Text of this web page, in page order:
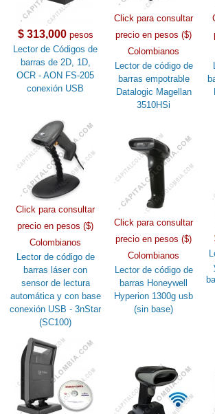
$ 313,000pesos
Lector de Códigos de
barras de 2D, 1D,
OCR - AON FS-205
conexión USB
Click para consultar
precio en pesos ($)
Colombianos
Lector de código de
barras empotrable
Datalogic Magellan
3510HSi
Click para consultar
precio en pesos ($)
Colombianos
Lector de código de
barras láser con
sensor de lectura
automática y con base
conexión USB - 3nStar
(SC100)
Click para consultar
precio en pesos ($)
Colombianos
Lector de código de
barras Honeywell
Hyperion 1300g usb
(sin base)